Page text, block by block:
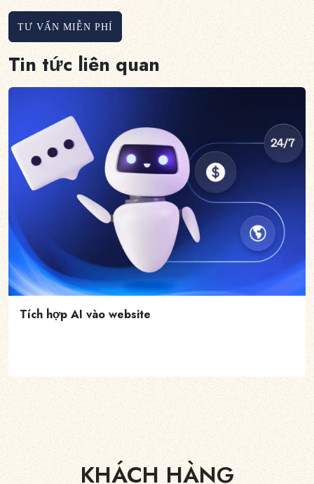
TƯ VẤN MIỄN PHÍ
Tin tức liên quan
Tích hợp AI vào website
KHÁCH HÀNG